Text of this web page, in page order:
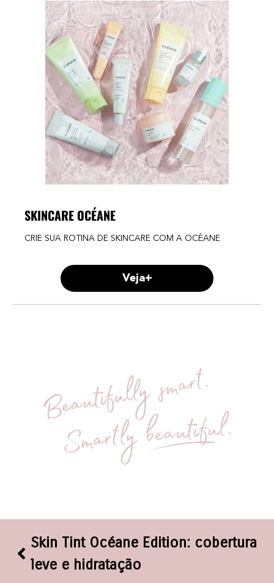
SKINCARE OCÉANE
CRIE SUA ROTINA DE SKINCARE COM A OCÉANE
Veja+
Skin Tint Océane Edition: cobertura
leve e hidratação